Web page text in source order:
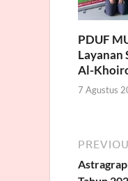
PDUF
Layanan
Al-
7 Agustus